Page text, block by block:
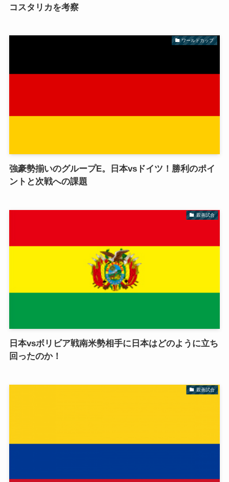
コスタリカを考察
ワールドカップ
強豪勢揃いのグループE。日本vsドイツ！勝利のポイ
ントと次戦への課題
親善試合
日本vsボリビア戦南米勢相手に日本はどのように立ち
回ったのか！
親善試合